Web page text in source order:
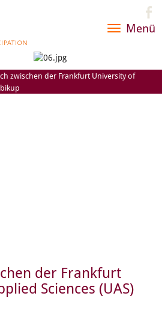
Menü
Toggle
zwischen der Frankfurt University of
der Frankfurt
Sciences (UAS)